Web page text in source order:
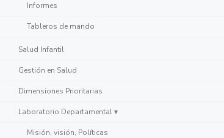
Informes
Tableros de mando
Salud Infantil
Gestión en Salud
Dimensiones Prioritarias
Laboratorio Departamental ▾
Misión, visión, Políticas